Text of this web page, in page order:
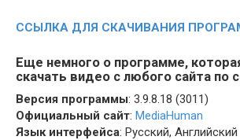
ССЫЛКА ДЛЯ СКАЧИВАНИЯ
Еще немного о программе,
скачать видео с любого сайта по
Версия программы: 3.9.8.18 (3011)
Официальный сайт: MediaHuman
Язык интерфейса: Русский, Английский